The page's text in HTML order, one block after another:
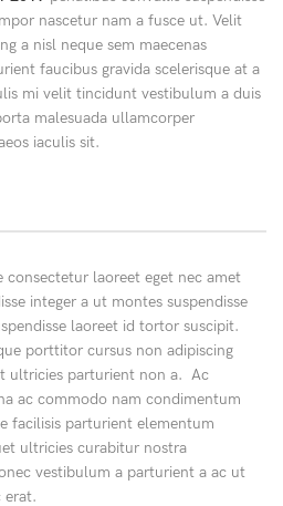
nascetur nam a fusce ut. Velit
a nisl neque sem maecenas
faucibus gravida scelerisque at a
mi velit tincidunt vestibulum a duis
malesuada ullamcorper
iaculis sit.
laoreet eget nec amet
integer a ut montes suspendisse
laoreet id tortor suscipit.
porttitor cursus non adipiscing
ultricies parturient non a. Ac
ac commodo nam condimentum
facilisis parturient elementum
ultricies curabitur nostra
vestibulum a parturient a ac ut
erat.